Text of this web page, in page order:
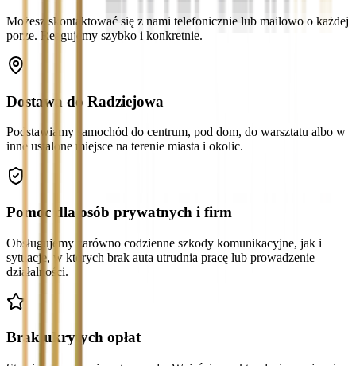
Możesz skontaktować się z nami telefonicznie lub mailowo o każdej
porze. Reagujemy szybko i konkretnie.
Dostawa do Radziejowa
Podstawiamy samochód do centrum, pod dom, do warsztatu albo w
inne ustalone miejsce na terenie miasta i okolic.
Pomoc dla osób prywatnych i firm
Obsługujemy zarówno codzienne szkody komunikacyjne, jak i
sytuacje, w których brak auta utrudnia pracę lub prowadzenie
działalności.
Brak ukrytych opłat